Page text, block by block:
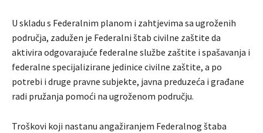
U skladu s Federalnim planom i zahtjevima sa ugroženih
područja, zadužen je Federalni štab civilne zaštite da
aktivira odgovarajuće federalne službe zaštite i spašavanja i
federalne specijalizirane jedinice civilne zaštite, a po
potrebi i druge pravne subjekte, javna preduzeća i građane
radi pružanja pomoći na ugroženom području.
Troškovi koji nastanu angažiranjem Federalnog štaba